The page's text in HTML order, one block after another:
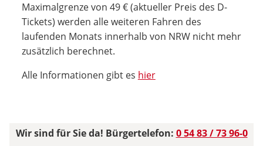
Maximalgrenze von 49 € (aktueller Preis des D-
Tickets) werden alle weiteren Fahren des
laufenden Monats innerhalb von NRW nicht mehr
zusätzlich berechnet.
Alle Informationen gibt es hier
Wir sind für Sie da! Bürgertelefon: 0 54 83 / 73 96-0